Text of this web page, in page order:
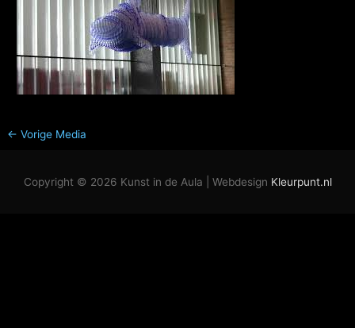
← Vorige Media
Copyright © 2026 Kunst in de Aula | Webdesign Kleurpunt.nl